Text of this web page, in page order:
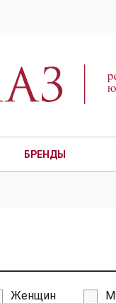
БРЕНДЫ
Женщин